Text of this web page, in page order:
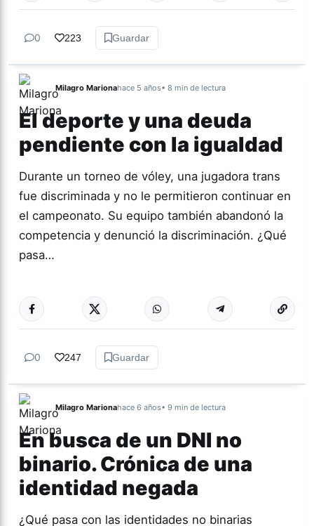
0 223 Guardar
Milagro Marionahace 5 años• 8 min de lectura
El deporte y una deuda
pendiente con la igualdad
Durante un torneo de vóley, una jugadora trans
fue discriminada y no le permitieron continuar en
el campeonato. Su equipo también abandonó la
competencia y denunció la discriminación. ¿Qué
pasa…
DEPORTES Más
0 247 Guardar
Milagro Marionahace 6 años• 9 min de lectura
En busca de un DNI no
binario. Crónica de una
identidad negada
¿Qué pasa con las identidades no binarias